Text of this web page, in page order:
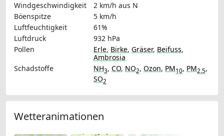
Windgeschwindigkeit
2 km/h aus N
Böenspitze
5 km/h
Luftfeuchtigkeit
61%
Luftdruck
932 hPa
Pollen
Erle, Birke, Gräser, Beifuss,
Ambrosia
Schadstoffe
NH3, CO, NO2, Ozon, PM10, PM2.5,
SO2
Wetteranimationen